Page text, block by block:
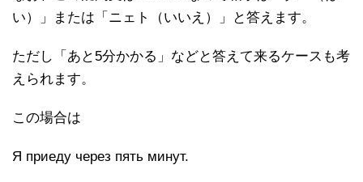
い）」または「ニェト（いいえ）」と答えます。
ただし「あと5分かかる」などと答えて来るケースも考
えられます。
この場合は
Я приеду через пять минут.